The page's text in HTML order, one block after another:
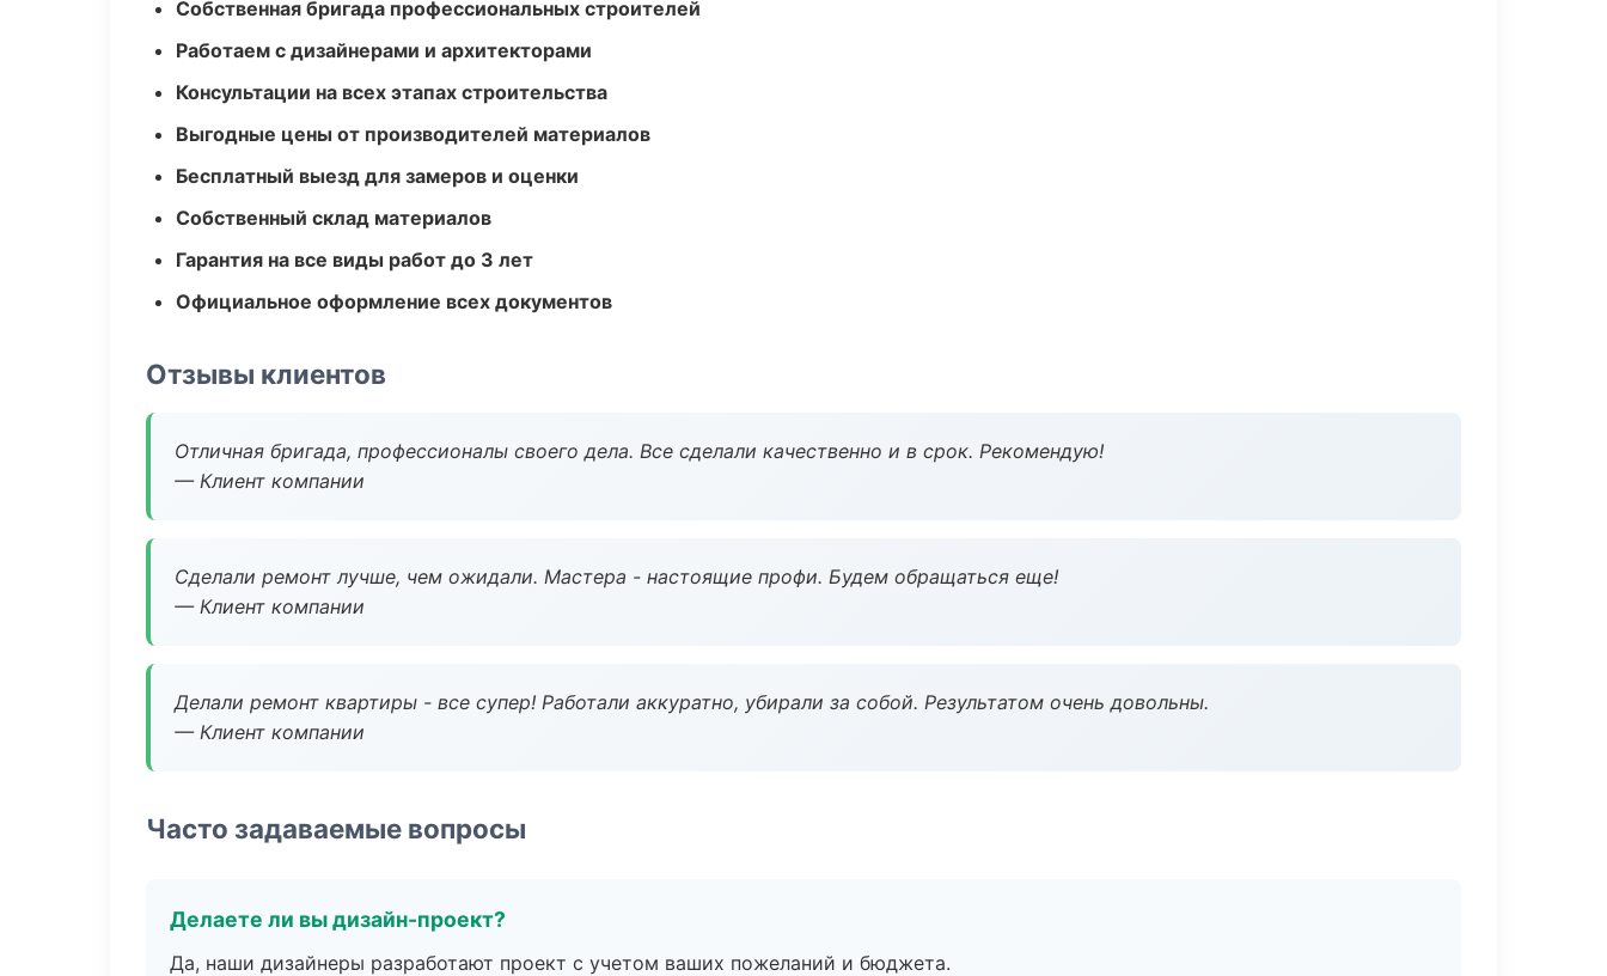
Собственная бригада профессиональных строителей
Работаем с дизайнерами и архитекторами
Консультации на всех этапах строительства
Выгодные цены от производителей материалов
Бесплатный выезд для замеров и оценки
Собственный склад материалов
Гарантия на все виды работ до 3 лет
Официальное оформление всех документов
Отзывы клиентов
Отличная бригада, профессионалы своего дела. Все сделали качественно и в срок. Рекомендую!
— Клиент компании
Сделали ремонт лучше, чем ожидали. Мастера - настоящие профи. Будем обращаться еще!
— Клиент компании
Делали ремонт квартиры - все супер! Работали аккуратно, убирали за собой. Результатом очень довольны.
— Клиент компании
Часто задаваемые вопросы
Делаете ли вы дизайн-проект?
Да, наши дизайнеры разработают проект с учетом ваших пожеланий и бюджета.